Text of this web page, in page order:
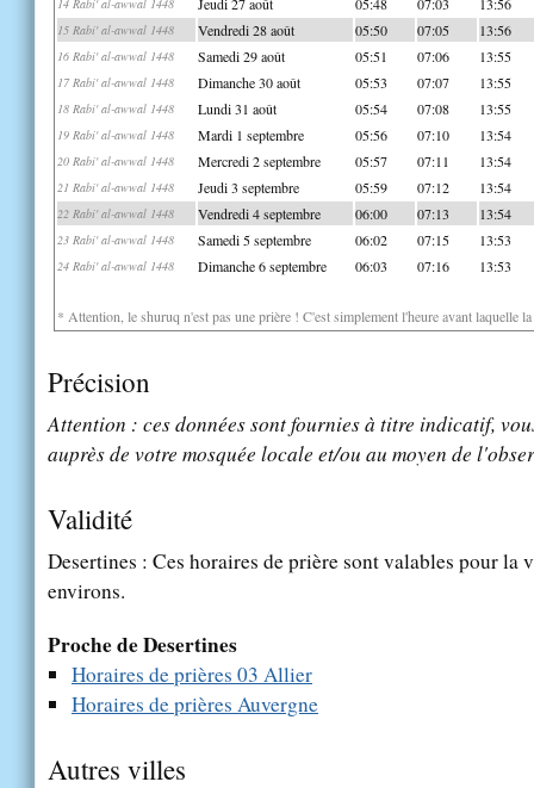
14 Rabi' al-awwal 1448
15 Rabi' al-awwal 1448 Vendredi 28 août 05:50 07:05 13:56
16 Rabi' al-awwal 1448 Samedi 29 août 05:51 07:06 13:55
17 Rabi' al-awwal 1448 Dimanche 30 août 05:53 07:07 13:55
18 Rabi' al-awwal 1448 Lundi 31 août 05:54 07:08 13:55
19 Rabi' al-awwal 1448 Mardi 1 septembre 05:56 07:10 13:54
20 Rabi' al-awwal 1448 Mercredi 2 septembre 05:57 07:11 13:54
21 Rabi' al-awwal 1448 Jeudi 3 septembre 05:59 07:12 13:54
22 Rabi' al-awwal 1448 Vendredi 4 septembre 06:00 07:13 13:54
23 Rabi' al-awwal 1448 Samedi 5 septembre 06:02 07:15 13:53
24 Rabi' al-awwal 1448 Dimanche 6 septembre 06:03 07:16 13:53
* Attention, le shuruq n'est pas une prière ! C'est simplement l'heure avant laquelle
Précision
Attention : ces données sont fournies à titre indicatif,
auprès de votre mosquée locale et/ou au moyen de
Validité
Desertines : Ces horaires de prière sont valables pour la
environs.
Proche de Desertines
Horaires de prières 03 Allier
Horaires de prières Auvergne
Autres villes